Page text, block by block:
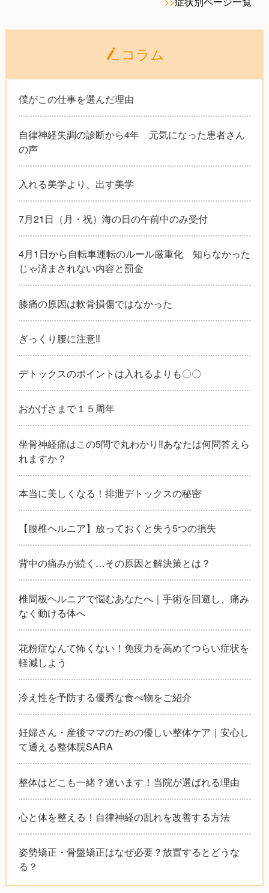
コラム
僕がこの仕事を選んだ理由
自律神経失調の診断から4年 元気になった患者さん
の声
入れる美学より、出す美学
7月21日（月・祝）海の日の午前中のみ受付
4月1日から自転車運転のルール厳重化 知らなかった
じゃ済まされない内容と罰金
膝痛の原因は軟骨損傷ではなかった
ぎっくり腰に注意‼︎
デトックスのポイントは入れるよりも〇〇
おかげさまで１５周年
坐骨神経痛はこの5問で丸わかり‼︎あなたは何問答えら
れますか？
本当に美しくなる！排泄デトックスの秘密
【腰椎ヘルニア】放っておくと失う5つの損失
背中の痛みが続く…その原因と解決策とは？
椎間板ヘルニアで悩むあなたへ｜手術を回避し、痛み
なく動ける体へ
花粉症なんて怖くない！免疫力を高めてつらい症状を
軽減しよう
冷え性を予防する優秀な食べ物をご紹介
妊婦さん・産後ママのための優しい整体ケア｜安心し
て通える整体院SARA
整体はどこも一緒？違います！当院が選ばれる理由
心と体を整える！自律神経の乱れを改善する方法
姿勢矯正・骨盤矯正はなぜ必要？放置するとどうな
る？